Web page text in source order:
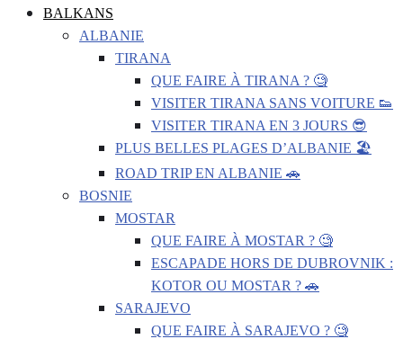
BALKANS
ALBANIE
TIRANA
QUE FAIRE À TIRANA ? 🧐
VISITER TIRANA SANS VOITURE 👟
VISITER TIRANA EN 3 JOURS 😎
PLUS BELLES PLAGES D’ALBANIE 🏖️
ROAD TRIP EN ALBANIE 🚗
BOSNIE
MOSTAR
QUE FAIRE À MOSTAR ? 🧐
ESCAPADE HORS DE DUBROVNIK :
KOTOR OU MOSTAR ? 🚗
SARAJEVO
QUE FAIRE À SARAJEVO ? 🧐